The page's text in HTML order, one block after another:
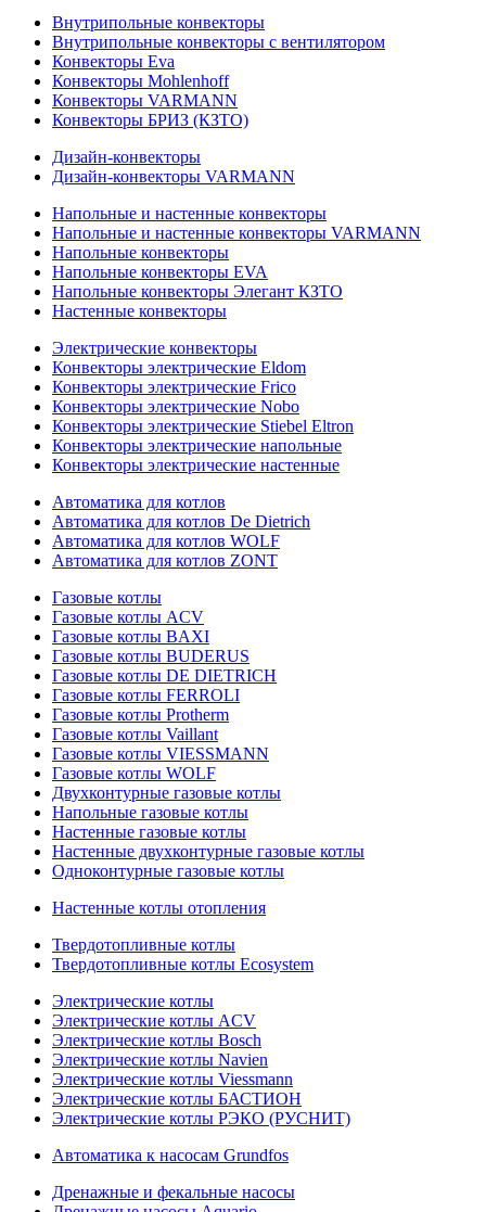
Внутрипольные конвекторы
Внутрипольные конвекторы с вентилятором
Конвекторы Eva
Конвекторы Mohlenhoff
Конвекторы VARMANN
Конвекторы БРИЗ (КЗТО)
Дизайн-конвекторы
Дизайн-конвекторы VARMANN
Напольные и настенные конвекторы
Напольные и настенные конвекторы VARMANN
Напольные конвекторы
Напольные конвекторы EVA
Напольные конвекторы Элегант КЗТО
Настенные конвекторы
Электрические конвекторы
Конвекторы электрические Eldom
Конвекторы электрические Frico
Конвекторы электрические Nobo
Конвекторы электрические Stiebel Eltron
Конвекторы электрические напольные
Конвекторы электрические настенные
Автоматика для котлов
Автоматика для котлов De Dietrich
Автоматика для котлов WOLF
Автоматика для котлов ZONT
Газовые котлы
Газовые котлы ACV
Газовые котлы BAXI
Газовые котлы BUDERUS
Газовые котлы DE DIETRICH
Газовые котлы FERROLI
Газовые котлы Protherm
Газовые котлы Vaillant
Газовые котлы VIESSMANN
Газовые котлы WOLF
Двухконтурные газовые котлы
Напольные газовые котлы
Настенные газовые котлы
Настенные двухконтурные газовые котлы
Одноконтурные газовые котлы
Настенные котлы отопления
Твердотопливные котлы
Твердотопливные котлы Ecosystem
Электрические котлы
Электрические котлы ACV
Электрические котлы Bosch
Электрические котлы Navien
Электрические котлы Viessmann
Электрические котлы БАСТИОН
Электрические котлы РЭКО (РУСНИТ)
Автоматика к насосам Grundfos
Дренажные и фекальные насосы